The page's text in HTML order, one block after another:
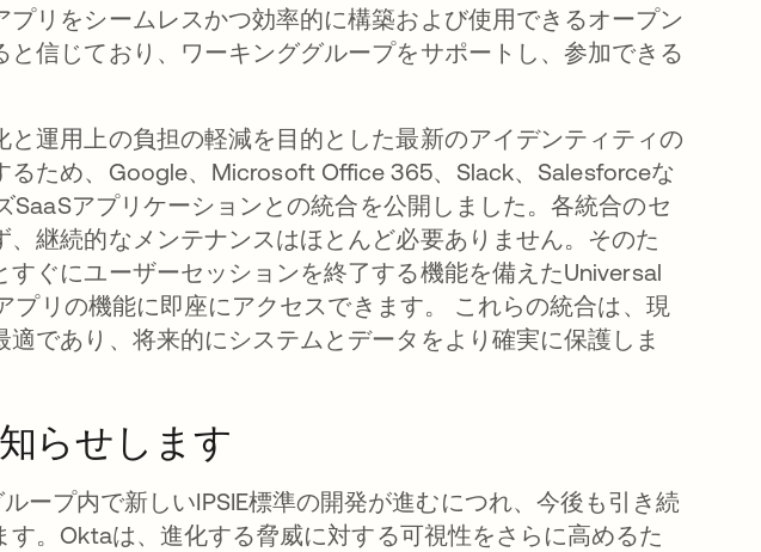
リをシームレスかつ効率的に構築および使用できるオープン
信じており、ワーキンググループをサポートし、参加できる
運用上の負担の軽減を目的とした最新のアイデンティティの
るため、Google、Microsoft Office 365、Slack、Salesforceな
SaaSアプリケーションとの統合を公開しました。各統合のセ
、継続的なメンテナンスはほとんど必要ありません。そのた
ぐにユーザーセッションを終了する機能を備えたUniversal
プリの機能に即座にアクセスできます。 これらの統合は、現
であり、将来的にシステムとデータをより確実に保護しま
らせします
ープ内で新しいIPSIE標準の開発が進むにつれ、今後も引き続
す。Oktaは、進化する脅威に対する可視性をさらに高めるた